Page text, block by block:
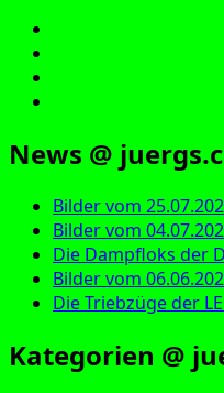
News @
Bilder vom
Bilder vom
Die Dampfloks der
Bilder vom
Die Triebzüge der
Kategorien @